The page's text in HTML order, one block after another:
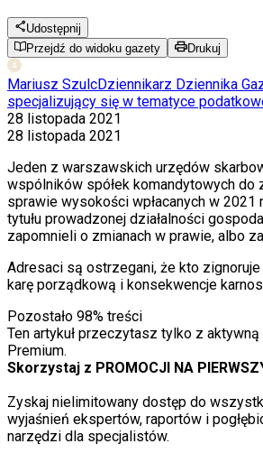
Udostępnij
Przejdź do widoku gazety
Drukuj
Mariusz SzulcDziennikarz Dziennika
specjalizujący się w tematyce
28 listopada 2021
28 listopada 2021
Jeden z warszawskich urzędów
wspólników spółek komandytowych do
sprawie wysokości wpłacanych w 2021
tytułu prowadzonej działalności
zapomnieli o zmianach w prawie, albo
Adresaci są ostrzegani, że kto zignoruje
karę porządkową i konsekwencje
Pozostało 98% treści
Ten artykuł przeczytasz tylko z
Premium.
Skorzystaj z PROMOCJI NA
Zyskaj nielimitowany dostęp do
wyjaśnień ekspertów, raportów i
narzędzi dla specjalistów.